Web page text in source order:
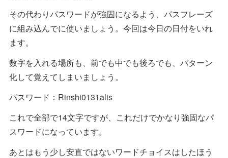
その代わりパスワードが強固になるよう、パスフレーズ
に組み込んでに使いましょう。今回は今日の日付をいれ
ます。
数字を入れる場所も、前でも中でも後ろでも、パターン
化して覚えてしまいましょう。
パスワード：Rinshi0131alis
これで全部で14文字ですが、これだけでかなり強固なパ
スワードになっています。
あとはもう少し安直ではないワードチョイスはしたほう